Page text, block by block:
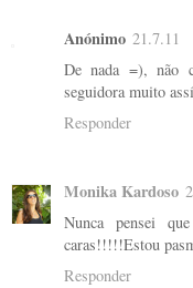
Anónimo 21.7.11
De nada =), não
seguidora muito
Responder
Monika Kardoso
Nunca pensei
caras!!!!!Estou
Responder